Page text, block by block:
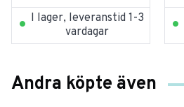
I lager, leveranstid 1-3
vardagar
Andra köpte även